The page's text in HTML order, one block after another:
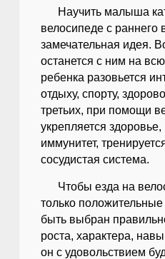
Научить малыша
велосипеде с раннего
замечательная идея.
останется с ним на
ребенка разовьется
отдыху, спорту,
третьих, при помощи
укрепляется
иммунитет,
сосудистая система.
Чтобы езда на
только
быть выбран
роста, характера,
он с удовольствием